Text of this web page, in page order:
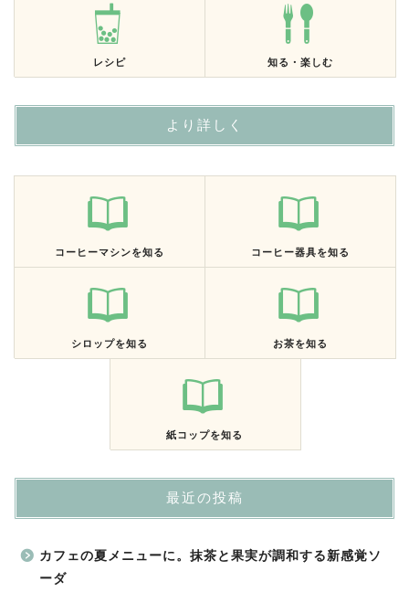
レシピ 知る・楽しむ
より詳しく
コーヒーマシンを知る コーヒー器具を知る
シロップを知る お茶を知る
紙コップを知る
最近の投稿
カフェの夏メニューに。抹茶と果実が調和する新感覚ソ
ーダ